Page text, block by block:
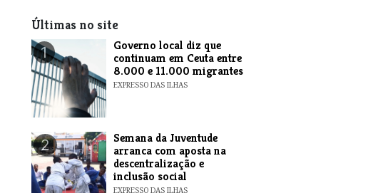
Últimas no site
1
​Governo local diz que
continuam em Ceuta entre
8.000 e 11.000 migrantes
EXPRESSO DAS ILHAS
2
Semana da Juventude
arranca com aposta na
descentralização e
inclusão social
EXPRESSO DAS ILHAS